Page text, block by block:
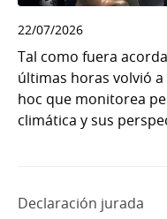
22/07/2026
Tal como fuera
últimas horas volvió
hoc que monitorea
climática y sus
Declaración jurada